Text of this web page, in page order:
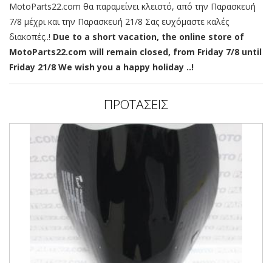
MotoParts22.com θα παραμείνει κλειστό, από την Παρασκευή
7/8 μέχρι και την Παρασκευή 21/8 Σας ευχόμαστε καλές
διακοπές..! Due to a short vacation, the online store of
MotoParts22.com will remain closed, from Friday 7/8 until
Friday 21/8 We wish you a happy holiday ..!
ΠΡΟΤΑΣΕΙΣ